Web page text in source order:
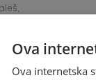
Ova
Ova internetska